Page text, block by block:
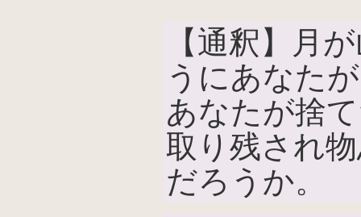
【通釈】月
うにあなた
あなたが捨
取り残され
だろうか。